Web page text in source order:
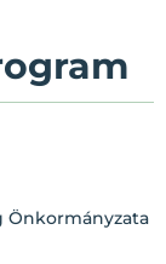
Önkormányzata